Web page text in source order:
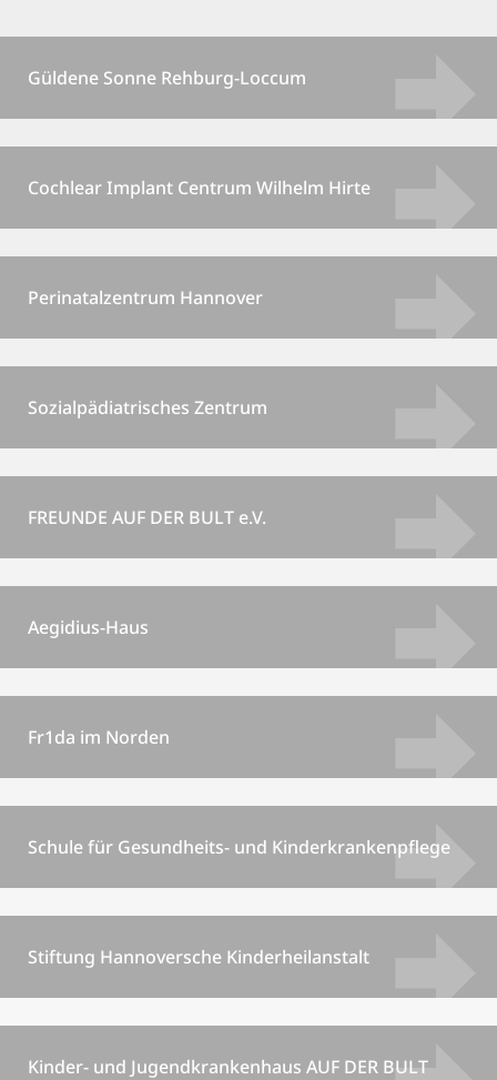
Güldene Sonne Rehburg-Loccum
Cochlear Implant Centrum Wilhelm Hirte
Perinatalzentrum Hannover
Sozialpädiatrisches Zentrum
FREUNDE AUF DER BULT e.V.
Aegidius-Haus
Fr1da im Norden
Schule für Gesundheits- und Kinderkrankenpflege
Stiftung Hannoversche Kinderheilanstalt
Kinder- und Jugendkrankenhaus AUF DER BULT